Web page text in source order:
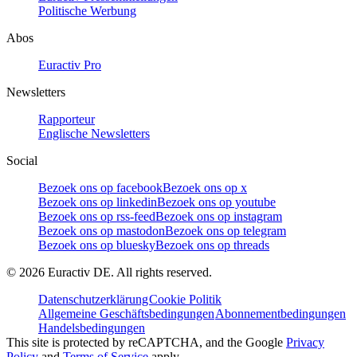
Politische Werbung
Abos
Euractiv Pro
Newsletters
Rapporteur
Englische Newsletters
Social
Bezoek ons op facebookBezoek ons op x
Bezoek ons op linkedinBezoek ons op youtube
Bezoek ons op rss-feedBezoek ons op instagram
Bezoek ons op mastodonBezoek ons op telegram
Bezoek ons op blueskyBezoek ons op threads
© 2026 Euractiv DE. All rights reserved.
DatenschutzerklärungCookie Politik
Allgemeine GeschäftsbedingungenAbonnementbedingungen
Handelsbedingungen
This site is protected by reCAPTCHA, and the Google Privacy